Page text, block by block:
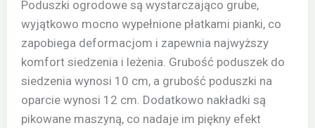
Poduszki ogrodowe są wystarczająco grube,
wyjątkowo mocno wypełnione płatkami pianki, co
zapobiega deformacjom i zapewnia najwyższy
komfort siedzenia i leżenia. Grubość poduszek do
siedzenia wynosi 10 cm, a grubość poduszki na
oparcie wynosi 12 cm. Dodatkowo nakładki są
pikowane maszyną, co nadaje im piękny efekt